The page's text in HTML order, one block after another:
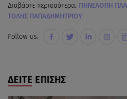
Διαβάστε περισσότερα: ΠΗΝΕΛΟΠΗ
ΤΟΛΗΣ ΠΑΠΑΔΗΜΗΤΡΙΟΥ
Follow us:
ΔΕΙΤΕ ΕΠΙΣΗΣ